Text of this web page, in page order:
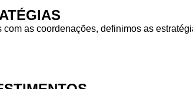
as coordenações, definimos as